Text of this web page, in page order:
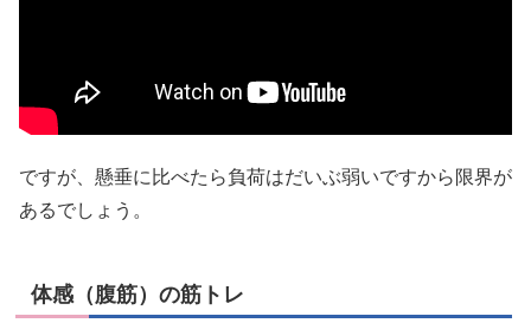
ですが、懸垂に比べたら負荷はだいぶ弱いですから限界が
あるでしょう。
体感（腹筋）の筋トレ